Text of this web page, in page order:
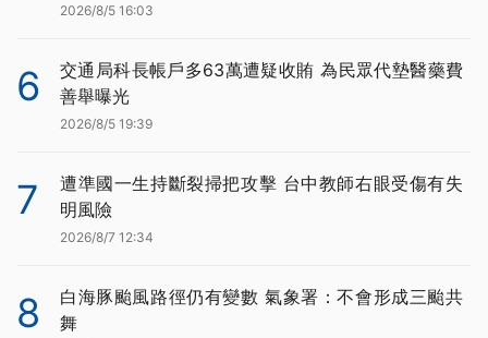
2026/8/5 16:03
6
交通局科長帳戶多63萬遭疑收賄 為民眾代墊醫藥費
善舉曝光
2026/8/5 19:39
7
遭準國一生持斷裂掃把攻擊 台中教師右眼受傷有失
明風險
2026/8/7 12:34
8
白海豚颱風路徑仍有變數 氣象署：不會形成三颱共
舞